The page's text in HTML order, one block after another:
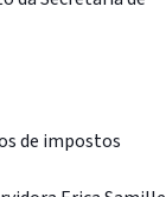
de impostos